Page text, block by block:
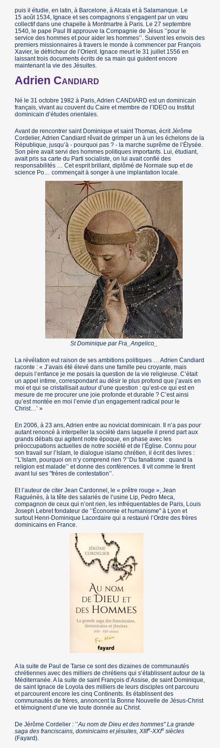
puis il étudie, en latin, à Barcelone, à Alcala et à Salamanque. Le
15 août 1534, Ignace et ses compagnons s’engagent par un vœu
collectif dans une chapelle à Montmartre à Paris. Le 27 septembre
1540, le pape Paul III approuve la Compagnie de Jésus ’’pour le
service des hommes et pour aider les hommes’’. Suivent les envois des
premiers missionnaires à travers le monde à commencer par François
Xavier, le défricheur de l’Orient. Ignace meurt le 31 juillet 1556 en
laissant trois documents écrits de sa main qui guident encore
maintenant la vie des Jésuites.
Adrien Candiard
Né le 31 octobre 1982 à Paris, Adrien CANDIARD est un dominicain
français, vivant au couvent du Caire et membre de l’IDEO ou Institut
dominicain d’études orientales.
Avant de rencontrer saint Dominique et saint Thomas, écrit Jérôme
Cordelier, Adrien Candiard rêvait de grimper un à un les échelons de la
République, jusqu’à - pourquoi pas ? - la marche suprême de l’Élysée.
Son père avait servi des hommes politiques importants. Lui, étudiant,
avait pris sa carte du Parti socialiste, on lui avait confié des
responsabilités … Cet esprit brillant, diplômé de Normale sup et de
science Po… commençait à songer à une implantation locale.
St Dominique par Fra_Angelico_
La révélation eut raison de ses ambitions politiques … Adrien Candiard
raconte : « J’avais été élevé dans une famille peu croyante, mais
depuis l’enfance je me posais la question de la vie religieuse. C’était
un appel intime, correspondant au désir le plus profond que j’avais en
moi et qui se cristallisait autour d’une question : qu’est-ce qui est en
mesure de me procurer une joie profonde et durable ? C’est ainsi
qu’est montée en moi l’envie d’un engagement radical pour le
Christ…’ »
En 2006, à 23 ans, Adrien entre au noviciat dominicain. Il n’a pas pour
autant renoncé à interpeller la société dans laquelle il prend part aux
grands débats qui agitent notre époque, en phase avec les
préoccupations actuelles de notre société et de l’Église. Connu pour
son travail sur l’Islam, le dialogue islamo chrétien, il écrit des livres :
’’L’Islam, pourquoi on n’y comprend rien ?’’Du fanatisme : quand la
religion est malade’’ et donne des conférences. Il vit comme le firent
avant lui ses "frères de contestation’’.
Et l’auteur de citer Jean Cardonnel, le « prêtre rouge », Jean
Raguénès, à la tête des salariés de l’usine Lip, Pedro Meca,
compagnon de ceux qui n’ont rien, les infréquentables de Paris, Louis
Joseph Lebret fondateur de ’’Économie et humanisme" à Lyon et
surtout Henri-Dominique Lacordaire qui a restauré l’Ordre des frères
dominicains en France.
A la suite de Paul de Tarse ce sont des dizaines de communautés
chrétiennes avec des milliers de chrétiens qui s’établissent autour de la
Méditerranée. A la suite de saint François d’Assise, de saint Dominique,
de saint Ignace de Loyola des milliers de leurs disciples ont parcouru
et parcourent encore les cinq Continents. Ils établissent des
communautés de frères, annoncent la Bonne Nouvelle de Jésus-Christ
et témoignent d’une vie toute donnée au Christ.
De Jérôme Cordelier : ’’Au nom de Dieu et des hommes" La grande
saga des franciscains, dominicains et jésuites, XIIIe-XXIe siècles
(Fayard).